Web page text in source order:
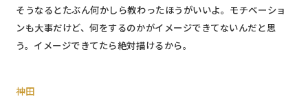
そうなるとたぶん何かしら教わったほうがいいよ。モチベーショ
ンも大事だけど、何をするのかがイメージできてないんだと思
う。イメージできてたら絶対描けるから。
神田